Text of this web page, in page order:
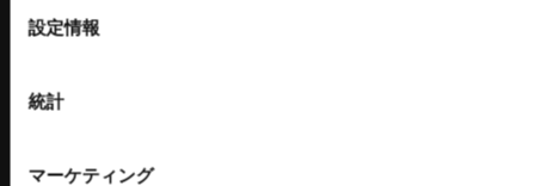
設定情報
統計
マーケティング
バッチ式産業用混練機シリーズ
連続式混合機
もみがら成形機
縦型固液分離装置